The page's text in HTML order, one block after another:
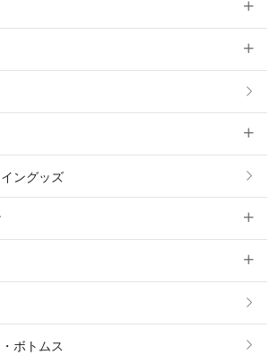
ト
革 キュロット
革 キュロット
ャツ・タンクトップ
ー
ス・ワンピース
ルゾン
ウェア
ングッズ
ョン雑貨
リー
ボトムス